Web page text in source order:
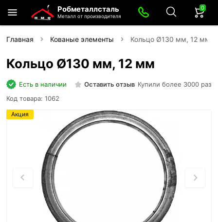
Робметаллсталь
Металл от производителя
0
Главная Кованые элементы Кольцо Ø130 мм, 12 мм
Кольцо Ø130 мм, 12 мм
Есть в наличии Оставить отзыв Купили более 3000 раз
Код товара: 1062
Акция